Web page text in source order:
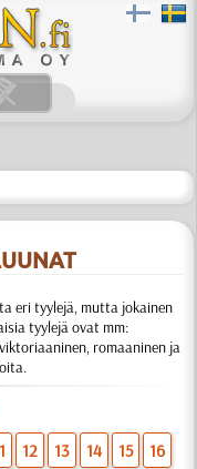
eri tyylejä, mutta jokainen
tyylejä ovat mm:
romaaninen ja
12 13 14 15
16